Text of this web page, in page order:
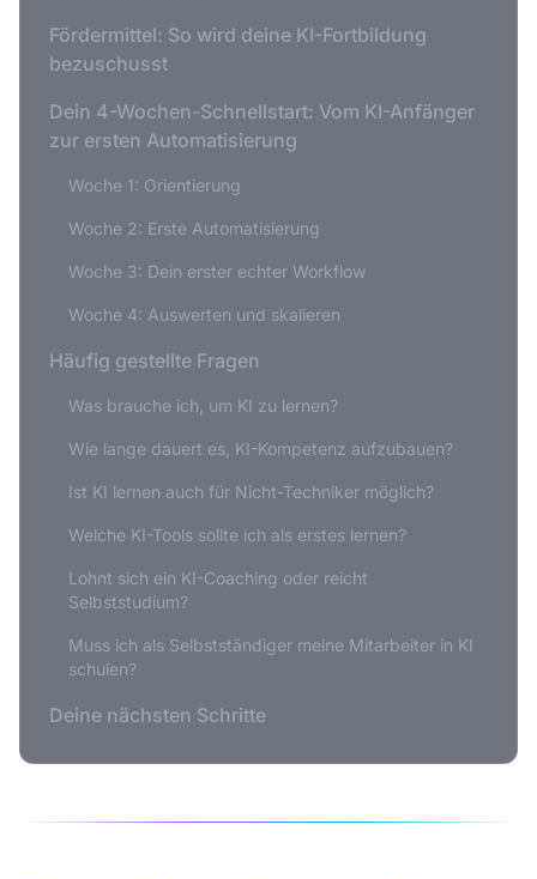
Fördermittel: So wird deine KI-Fortbildung
bezuschusst
Dein 4-Wochen-Schnellstart: Vom KI-Anfänger
zur ersten Automatisierung
Woche 1: Orientierung
Woche 2: Erste Automatisierung
Woche 3: Dein erster echter Workflow
Woche 4: Auswerten und skalieren
Häufig gestellte Fragen
Was brauche ich, um KI zu lernen?
Wie lange dauert es, KI-Kompetenz aufzubauen?
Ist KI lernen auch für Nicht-Techniker möglich?
Welche KI-Tools sollte ich als erstes lernen?
Lohnt sich ein KI-Coaching oder reicht
Selbststudium?
Muss ich als Selbstständiger meine Mitarbeiter in KI
schulen?
Deine nächsten Schritte